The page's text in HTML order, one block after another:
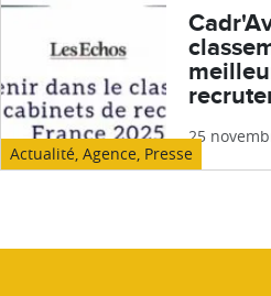
25
Actualité, Agence, Presse